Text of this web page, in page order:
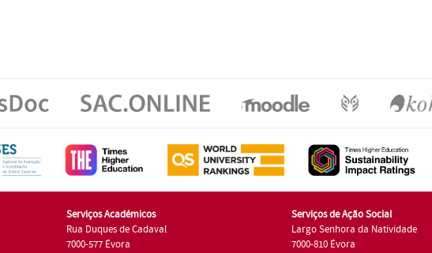
Serviços Académicos
Rua Duques de Cadaval
7000-577 Évora
Serviços de Ação Social
Largo Senhora da Natividade
7000-810 Évora